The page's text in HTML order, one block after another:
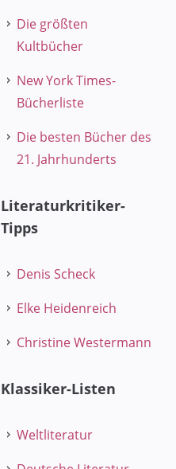
Die größten
Kultbücher
New York Times-
Bücherliste
Die besten Bücher des
21. Jahrhunderts
Literaturkritiker-
Tipps
Denis Scheck
Elke Heidenreich
Christine Westermann
Klassiker-Listen
Weltliteratur